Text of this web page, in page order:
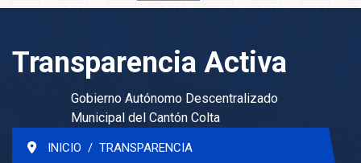
Transparencia Activa
Gobierno Autónomo Descentralizado
Municipal del Cantón Colta
INICIO
TRANSPARENCIA